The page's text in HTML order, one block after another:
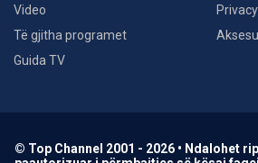
Video
Të gjitha programet
Guida TV
© Top Channel 2001 - 2026 • Ndalohet